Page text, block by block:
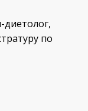
по